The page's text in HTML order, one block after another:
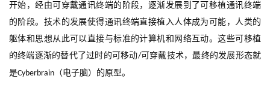
开始，经由可穿戴通讯终端的阶段，逐渐发展到了可移植通讯终端
的阶段。技术的发展使得通讯终端直接植入人体成为可能，人类的
躯体和思想从此可以直接与标准的计算机和网络互动。这些可移植
的终端逐渐的替代了过时的可移动/可穿戴技术，最终的发展形态就
是Cyberbrain （电子脑）的原型。